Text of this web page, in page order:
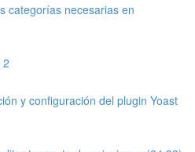
categorías necesarias en
2
y configuración del plugin Yoast